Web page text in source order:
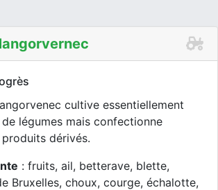
cultive essentiellement
légumes mais confectionne
dérivés.
: fruits, ail, betterave, blette,
Bruxelles, choux, courge, échalotte,